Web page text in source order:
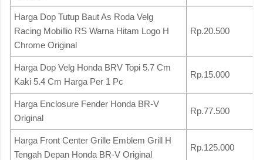
Harga Dop Tutup Baut As Roda Velg
Racing Mobillio RS Warna Hitam Logo H
Chrome Original
Rp.20.500
Harga Dop Velg Honda BRV Topi 5.7 Cm
Kaki 5.4 Cm Harga Per 1 Pc
Rp.15.000
Harga Enclosure Fender Honda BR-V
Original
Rp.77.500
Harga Front Center Grille Emblem Grill H
Tengah Depan Honda BR-V Original
Rp.125.000